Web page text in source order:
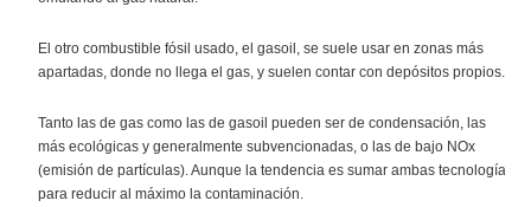
El otro combustible fósil usado, el gasoil, se suele usar en zonas más
apartadas, donde no llega el gas, y suelen contar con depósitos propios.
Tanto las de gas como las de gasoil pueden ser de condensación, las
más ecológicas y generalmente subvencionadas, o las de bajo NOx
(emisión de partículas). Aunque la tendencia es sumar ambas tecnologías
para reducir al máximo la contaminación.